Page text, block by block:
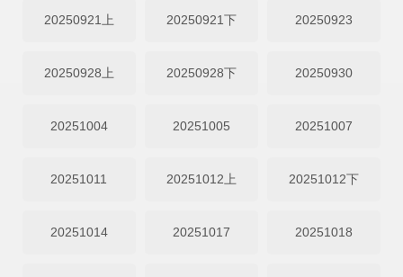
20250921上 20250921下 20250923
20250928上 20250928下 20250930
20251004 20251005 20251007
20251011 20251012上 20251012下
20251014 20251017 20251018